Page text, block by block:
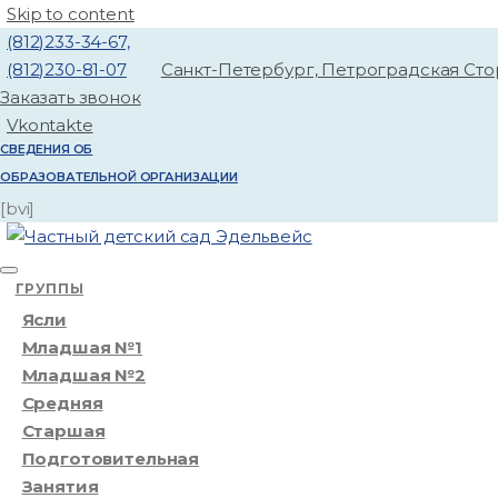
Skip to content
(812)233-34-67,
(812)230-81-07
Санкт-Петербург, Петроградская
Заказать звонок
Vkontakte
СВЕДЕНИЯ ОБ
ОБРАЗОВАТЕЛЬНОЙ ОРГАНИЗАЦИИ
[bvi]
ГРУППЫ
Ясли
Младшая №1
Младшая №2
Средняя
Старшая
Подготовительная
Занятия